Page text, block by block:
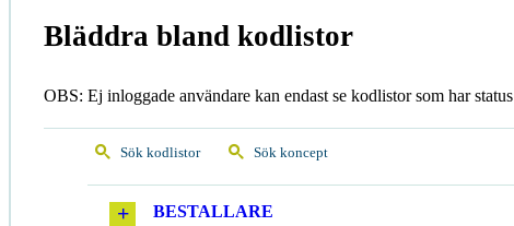
Bläddra bland kodlistor
OBS: Ej inloggade användare kan endast se kodlistor som har status
Sök kodlistor Sök koncept
BESTALLARE